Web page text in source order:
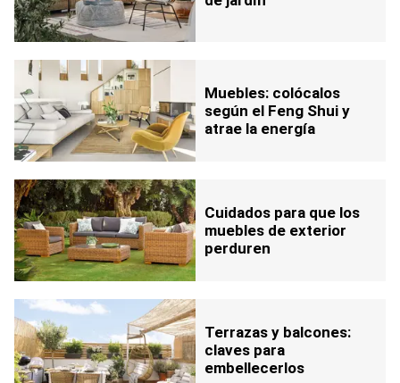
Muebles: colócalos
según el Feng Shui y
atrae la energía
Cuidados para que los
muebles de exterior
perduren
Terrazas y balcones:
claves para
embellecerlos